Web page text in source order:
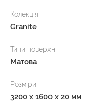
Колекція
Granite
Типи поверхні
Матова
Розміри
3200 x 1600 x 20 мм